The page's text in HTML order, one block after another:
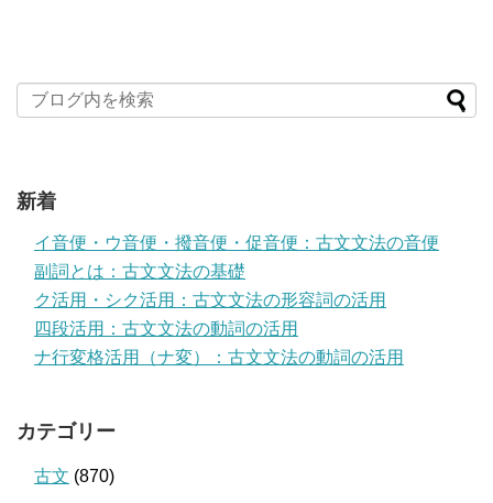
新着
イ音便・ウ音便・撥音便・促音便：古文文法の音便
副詞とは：古文文法の基礎
ク活用・シク活用：古文文法の形容詞の活用
四段活用：古文文法の動詞の活用
ナ行変格活用（ナ変）：古文文法の動詞の活用
カテゴリー
古文 (870)